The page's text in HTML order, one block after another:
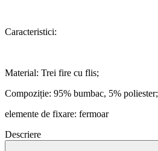
Caracteristici:
Material: Trei fire cu flis;
Compoziție: 95% bumbac, 5% poliester;
elemente de fixare: fermoar
Descriere